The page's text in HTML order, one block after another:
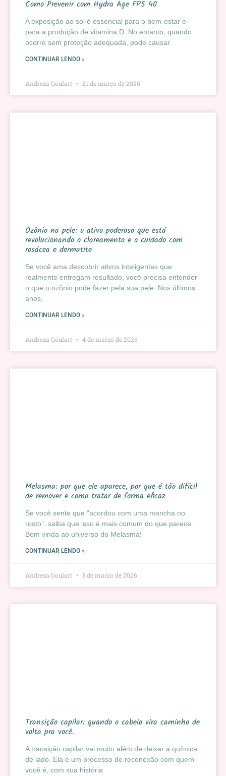
Como Prevenir com Hydra Age FPS 40
A exposição ao sol é essencial para o bem-estar e
para a produção de vitamina D. No entanto, quando
ocorre sem proteção adequada, pode causar
CONTINUAR LENDO »
Andreza Goulart 21 de março de 2026
Ozônio na pele: o ativo poderoso que está
revolucionando o clareamento e o cuidado com
rosácea e dermatite
Se você ama descobrir ativos inteligentes que
realmente entregam resultado, você precisa entender
o que o ozônio pode fazer pela sua pele. Nos últimos
anos,
CONTINUAR LENDO »
Andreza Goulart 4 de março de 2026
Melasma: por que ele aparece, por que é tão difícil
de remover e como tratar de forma eficaz
Se você sente que “acordou com uma mancha no
rosto”, saiba que isso é mais comum do que parece.
Bem vinda ao universo do Melasma!
CONTINUAR LENDO »
Andreza Goulart 3 de março de 2026
Transição capilar: quando o cabelo vira caminho de
volta pra você.
A transição capilar vai muito além de deixar a química
de lado. Ela é um processo de reconexão com quem
você é, com sua história